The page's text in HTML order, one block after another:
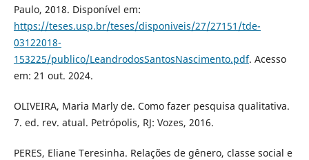
Paulo, 2018. Disponível em:
https://teses.usp.br/teses/disponiveis/27/27151/tde-
03122018-
153225/publico/LeandrodosSantosNascimento.pdf. Acesso
em: 21 out. 2024.
OLIVEIRA, Maria Marly de. Como fazer pesquisa qualitativa.
7. ed. rev. atual. Petrópolis, RJ: Vozes, 2016.
PERES, Eliane Teresinha. Relações de gênero, classe social e